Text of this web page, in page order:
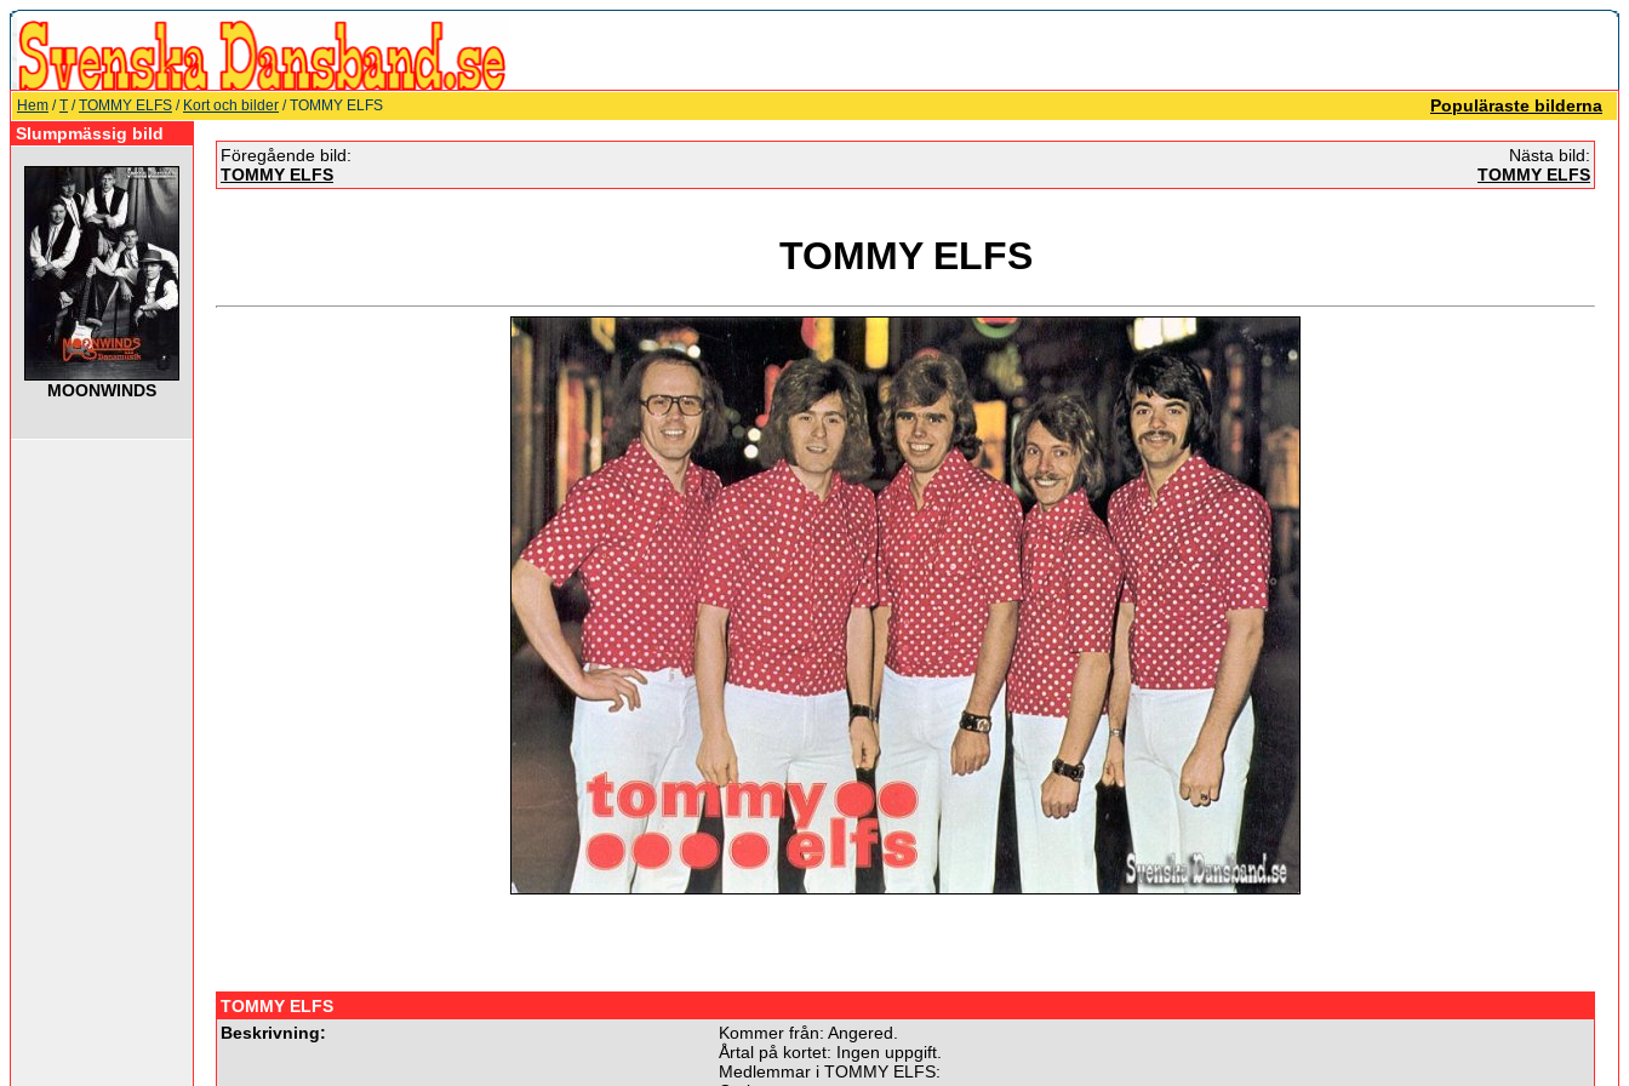
Hem /T /TOMMY ELFS / Kort och bilder / TOMMY ELFS
Populäraste bilderna
Slumpmässig bild
MOONWINDS
Föregående bild:
TOMMY ELFS
Nästa bild:
TOMMY ELFS
TOMMY ELFS
TOMMY ELFS
Beskrivning:
Kommer från: Angered.
Årtal på kortet: Ingen uppgift.
Medlemmar i TOMMY ELFS: